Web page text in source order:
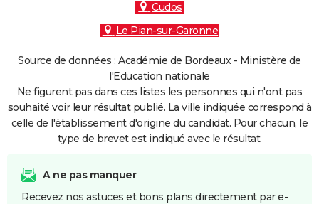
Cudos
Le Pian-sur-Garonne
Source de données : Académie de Bordeaux - Ministère de
l'Education nationale
Ne figurent pas dans ces listes les personnes qui n'ont pas
souhaité voir leur résultat publié. La ville indiquée correspond à
celle de l'établissement d'origine du candidat. Pour chacun, le
type de brevet est indiqué avec le résultat.
A ne pas manquer
Recevez nos astuces et bons plans directement par e-